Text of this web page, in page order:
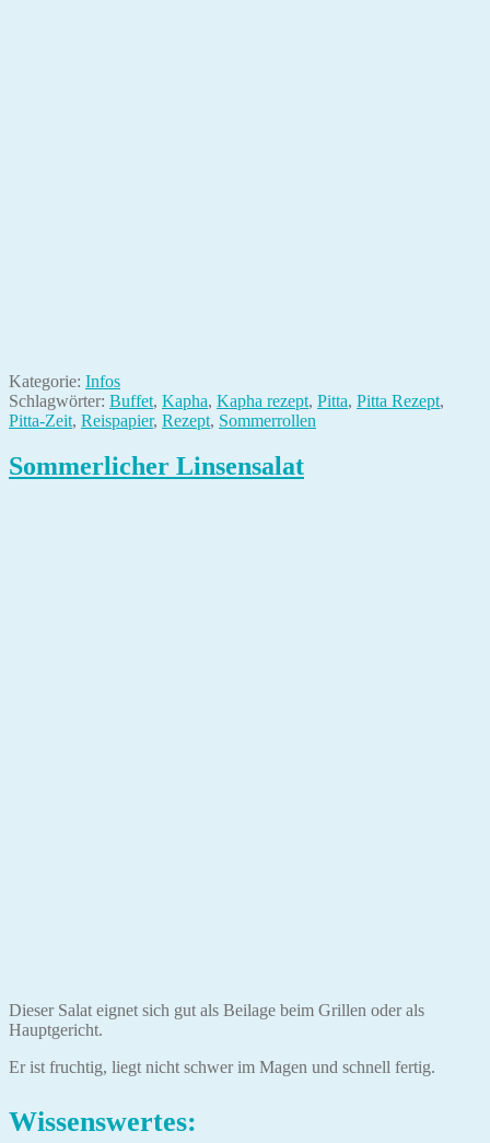
Kategorie: Infos
Schlagwörter: Buffet, Kapha, Kapha rezept, Pitta, Pitta Rezept,
Pitta-Zeit, Reispapier, Rezept, Sommerrollen
Sommerlicher Linsensalat
Dieser Salat eignet sich gut als Beilage beim Grillen oder als
Hauptgericht.
Er ist fruchtig, liegt nicht schwer im Magen und schnell fertig.
Wissenswertes: